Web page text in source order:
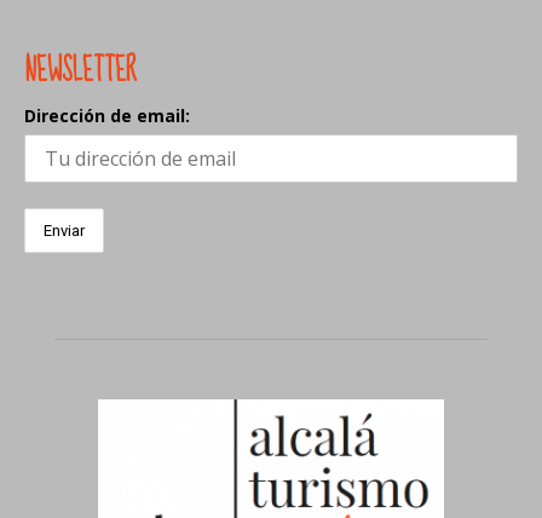
NEWSLETTER
Dirección de email: